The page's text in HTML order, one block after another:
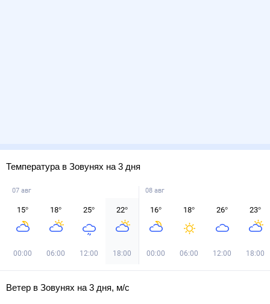
Температура в Зовунях на 3 дня
07 авг
15°
00:00
18°
06:00
25°
12:00
22°
18:00
08 авг
16°
00:00
18°
06:00
26°
12:00
23°
18:00
Ветер в Зовунях на 3 дня, м/с